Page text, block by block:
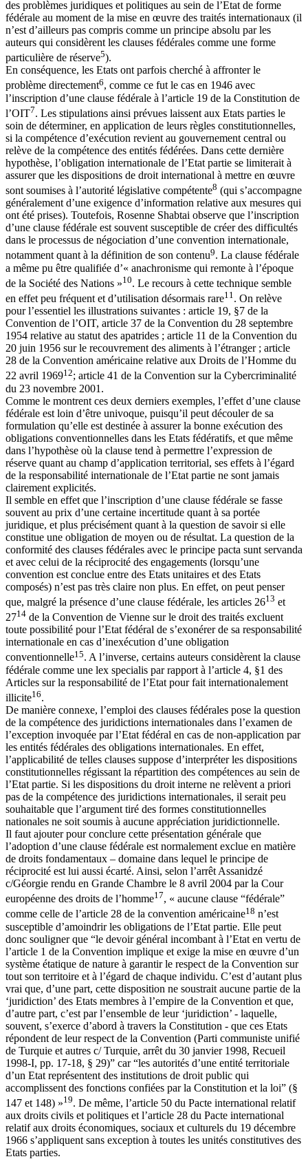
des problèmes juridiques et politiques au sein de l’Etat de forme
fédérale au moment de la mise en œuvre des traités internationaux (il
n’est d’ailleurs pas compris comme un principe absolu par les
auteurs qui considèrent les clauses fédérales comme une forme
particulière de réserve5).
En conséquence, les Etats ont parfois cherché à affronter le
problème directement6, comme ce fut le cas en 1946 avec
l’inscription d’une clause fédérale à l’article 19 de la Constitution de
l’OIT7. Les stipulations ainsi prévues laissent aux Etats parties le
soin de déterminer, en application de leurs règles constitutionnelles,
si la compétence d’exécution revient au gouvernement central ou
relève de la compétence des entités fédérées. Dans cette dernière
hypothèse, l’obligation internationale de l’Etat partie se limiterait à
assurer que les dispositions de droit international à mettre en œuvre
sont soumises à l’autorité législative compétente8 (qui s’accompagne
généralement d’une exigence d’information relative aux mesures qui
ont été prises). Toutefois, Rosenne Shabtai observe que l’inscription
d’une clause fédérale est souvent susceptible de créer des difficultés
dans le processus de négociation d’une convention internationale,
notamment quant à la définition de son contenu9. La clause fédérale
a même pu être qualifiée d’« anachronisme qui remonte à l’époque
de la Société des Nations »10. Le recours à cette technique semble
en effet peu fréquent et d’utilisation désormais rare11. On relève
pour l’essentiel les illustrations suivantes : article 19, §7 de la
Convention de l’OIT, article 37 de la Convention du 28 septembre
1954 relative au statut des apatrides ; article 11 de la Convention du
20 juin 1956 sur le recouvrement des aliments à l’étranger ; article
28 de la Convention américaine relative aux Droits de l’Homme du
22 avril 196912; article 41 de la Convention sur la Cybercriminalité
du 23 novembre 2001.
Comme le montrent ces deux derniers exemples, l’effet d’une clause
fédérale est loin d’être univoque, puisqu’il peut découler de sa
formulation qu’elle est destinée à assurer la bonne exécution des
obligations conventionnelles dans les Etats fédératifs, et que même
dans l’hypothèse où la clause tend à permettre l’expression de
réserve quant au champ d’application territorial, ses effets à l’égard
de la responsabilité internationale de l’Etat partie ne sont jamais
clairement explicités.
Il semble en effet que l’inscription d’une clause fédérale se fasse
souvent au prix d’une certaine incertitude quant à sa portée
juridique, et plus précisément quant à la question de savoir si elle
constitue une obligation de moyen ou de résultat. La question de la
conformité des clauses fédérales avec le principe pacta sunt servanda
et avec celui de la réciprocité des engagements (lorsqu’une
convention est conclue entre des Etats unitaires et des Etats
composés) n’est pas très claire non plus. En effet, on peut penser
que, malgré la présence d’une clause fédérale, les articles 2613 et
2714 de la Convention de Vienne sur le droit des traités excluent
toute possibilité pour l’Etat fédéral de s’exonérer de sa responsabilité
internationale en cas d’inexécution d’une obligation
conventionnelle15. A l’inverse, certains auteurs considèrent la clause
fédérale comme une lex specialis par rapport à l’article 4, §1 des
Articles sur la responsabilité de l’Etat pour fait internationalement
illicite16.
De manière connexe, l’emploi des clauses fédérales pose la question
de la compétence des juridictions internationales dans l’examen de
l’exception invoquée par l’Etat fédéral en cas de non-application par
les entités fédérales des obligations internationales. En effet,
l’applicabilité de telles clauses suppose d’interpréter les dispositions
constitutionnelles régissant la répartition des compétences au sein de
l’Etat partie. Si les dispositions du droit interne ne relèvent a priori
pas de la compétence des juridictions internationales, il serait peu
souhaitable que l’argument tiré des formes constitutionnelles
nationales ne soit soumis à aucune appréciation juridictionnelle.
Il faut ajouter pour conclure cette présentation générale que
l’adoption d’une clause fédérale est normalement exclue en matière
de droits fondamentaux – domaine dans lequel le principe de
réciprocité est lui aussi écarté. Ainsi, selon l’arrêt Assanidzé
c/Géorgie rendu en Grande Chambre le 8 avril 2004 par la Cour
européenne des droits de l’homme17, « aucune clause “fédérale”
comme celle de l’article 28 de la convention américaine18 n’est
susceptible d’amoindrir les obligations de l’Etat partie. Elle peut
donc souligner que “le devoir général incombant à l’Etat en vertu de
l’article 1 de la Convention implique et exige la mise en œuvre d’un
système étatique de nature à garantir le respect de la Convention sur
tout son territoire et à l’égard de chaque individu. C’est d’autant plus
vrai que, d’une part, cette disposition ne soustrait aucune partie de la
‘juridiction’ des Etats membres à l’empire de la Convention et que,
d’autre part, c’est par l’ensemble de leur ‘juridiction’ - laquelle,
souvent, s’exerce d’abord à travers la Constitution - que ces Etats
répondent de leur respect de la Convention (Parti communiste unifié
de Turquie et autres c/ Turquie, arrêt du 30 janvier 1998, Recueil
1998-I, pp. 17-18, § 29)” car “les autorités d’une entité territoriale
d’un Etat représentent des institutions de droit public qui
accomplissent des fonctions confiées par la Constitution et la loi” (§
147 et 148) »19. De même, l’article 50 du Pacte international relatif
aux droits civils et politiques et l’article 28 du Pacte international
relatif aux droits économiques, sociaux et culturels du 19 décembre
1966 s’appliquent sans exception à toutes les unités constitutives des
Etats parties.